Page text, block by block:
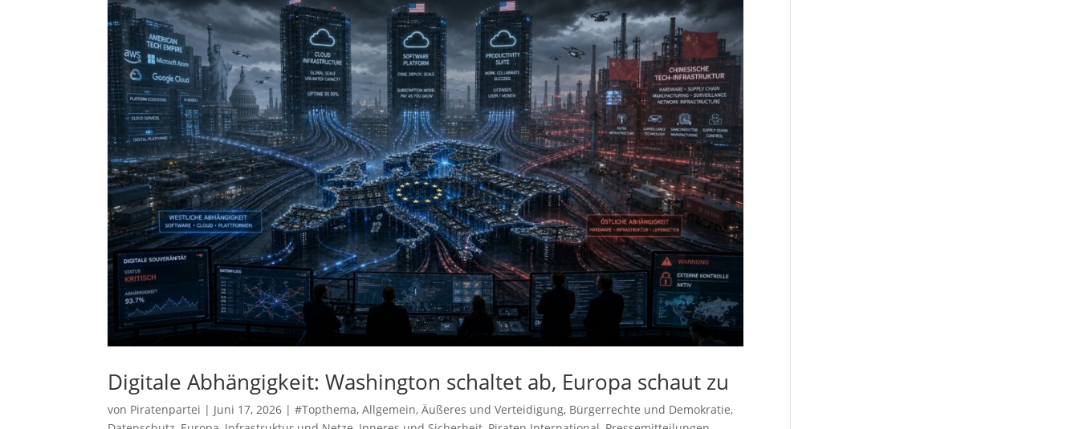
Digitale Abhängigkeit: Washington schaltet ab, Europa schaut zu
von Piratenpartei | Juni 17, 2026 |#Topthema,Allgemein,Äußeres und Verteidigung, Bürgerrechte und Demokratie,